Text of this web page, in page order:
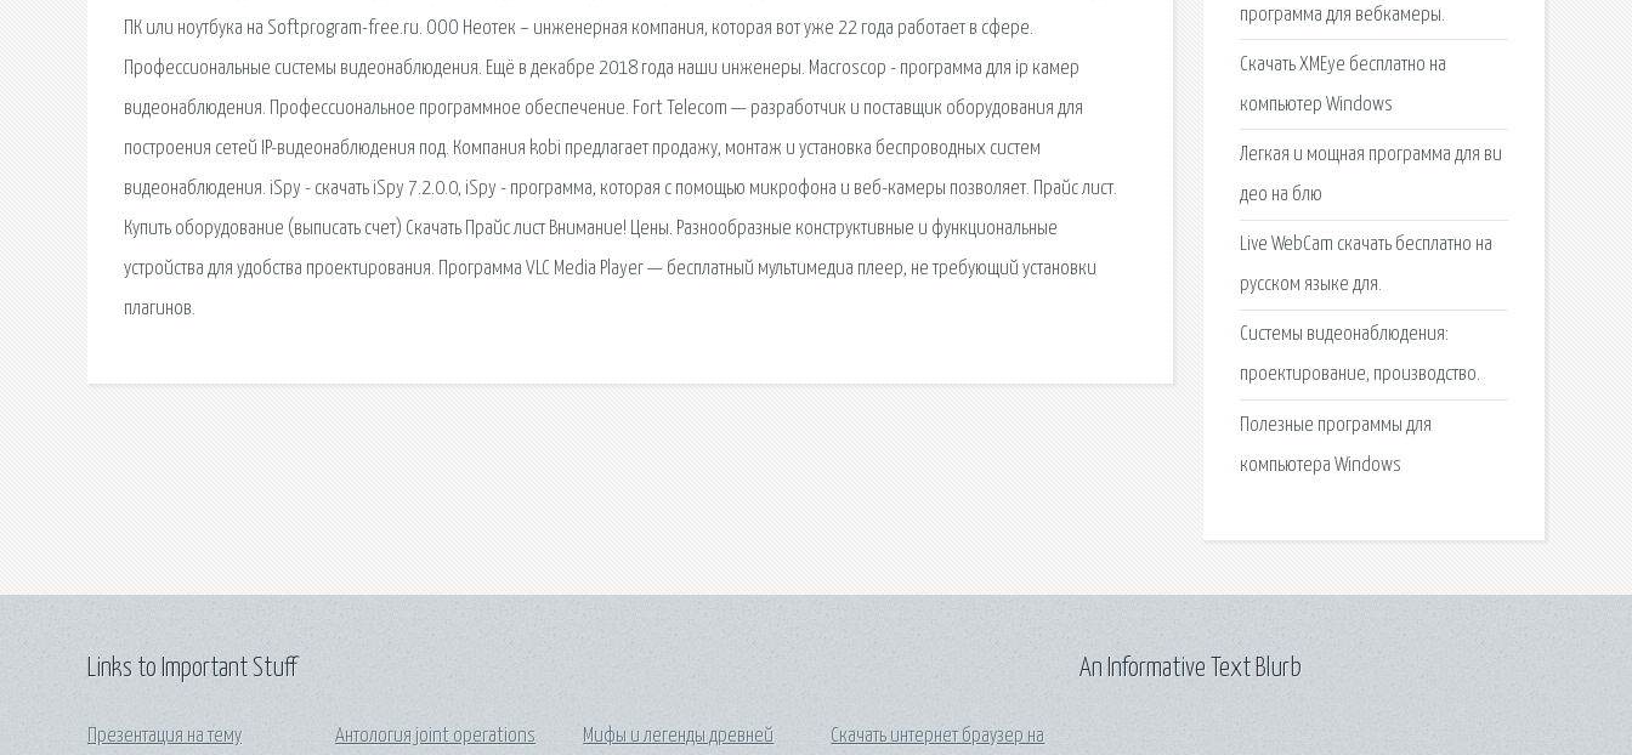
ПК или ноутбука на Softprogram-free.ru. ООО Неотек – инженерная компания, которая вот уже 22 года работает в сфере.
Профессиональные системы видеонаблюдения. Ещё в декабре 2018 года наши инженеры. Macroscop - программа для ip камер
видеонаблюдения. Профессиональное программное обеспечение. Fort Telecom — разработчик и поставщик оборудования для
построения сетей IP-видеонаблюдения под. Компания kobi предлагает продажу, монтаж и установка беспроводных систем
видеонаблюдения. iSpy - скачать iSpy 7.2.0.0, iSpy - программа, которая с помощью микрофона и веб-камеры позволяет. Прайс лист.
Купить оборудование (выписать счет) Скачать Прайс лист Внимание! Цены. Разнообразные конструктивные и функциональные
устройства для удобства проектирования. Программа VLC Media Player — бесплатный мультимедиа плеер, не требующий установки
плагинов.
программа для вебкамеры.
Скачать XMEye бесплатно на
компьютер Windows
Легкая и мощная программа для ви
део на блю
Live WebCam скачать бесплатно на
русском языке для.
Системы видеонаблюдения:
проектирование, производство.
Полезные программы для
компьютера Windows
Links to Important Stuff
Презентация на тему Антология joint operations Мифы и легенды древней Скачать интернет браузер на
An Informative Text Blurb